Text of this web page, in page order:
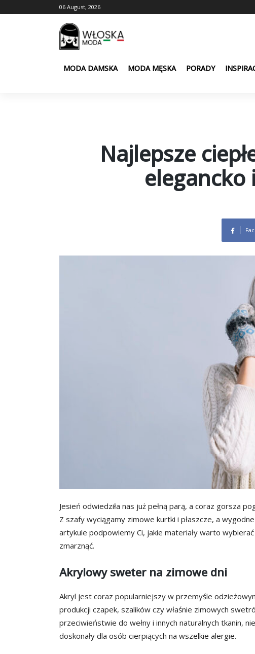
to
06 August, 2026
MODA DAMSKA MODA MĘSKA PORADY
Najlepsze
elegancko
Jesień odwiedziła nas już pełną parą, a coraz gorsza
Z szafy wyciągamy zimowe kurtki i płaszcze, a
artykule podpowiemy Ci, jakie materiały warto
zmarznąć.
Akrylowy sweter na zimowe dni
Akryl jest coraz popularniejszy w przemyśle
produkcji czapek, szalików czy właśnie zimowych
przeciwieństwie do wełny i innych naturalnych tkanin,
doskonały dla osób cierpiących na wszelkie alergie.